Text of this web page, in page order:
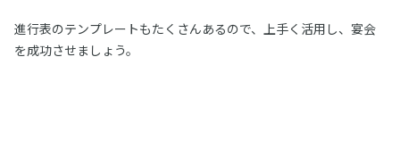
進行表のテンプレートもたくさんあるので、上手く活用し、宴会
を成功させましょう。